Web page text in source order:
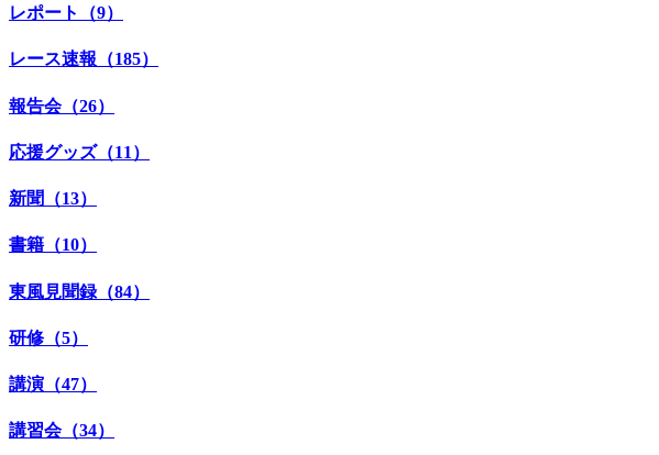
レポート（9）
レース速報（185）
報告会（26）
応援グッズ（11）
新聞（13）
書籍（10）
東風見聞録（84）
研修（5）
講演（47）
講習会（34）